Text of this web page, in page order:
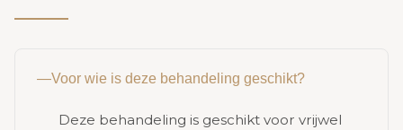
—Voor wie is deze behandeling geschikt?
Deze behandeling is geschikt voor vrijwel